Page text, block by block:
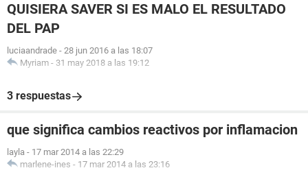
QUISIERA SAVER SI ES MALO EL RESULTADO
DEL PAP
luciaandrade - 28 jun 2016 a las 18:07
Myriam - 31 may 2018 a las 19:12
3 respuestas
que significa cambios reactivos por inflamacion
layla - 17 mar 2014 a las 22:29
marlene-ines - 17 mar 2014 a las 23:16